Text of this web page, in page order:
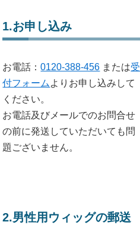
1.お申し込み
お電話：0120-388-456 または受
付フォームよりお申し込みして
ください。
お電話及びメールでのお問合せ
の前に発送していただいても問
題ございません。
2.男性用ウィッグの郵送